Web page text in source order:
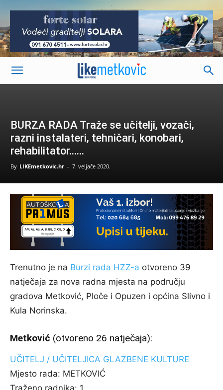
-
BURZA RADA Traže se učitelji, vozači,
razni instalateri, tehničari, konobari,
rehabilitator……
By LIKEmetkovic.hr - 7. veljače 2020.
Trenutno je na Burzi rada HZZ-a otvoreno 39
natječaja za nova radna mjesta na području
gradova Metković, Ploče i Opuzen i općina Slivno i
Kula Norinska.
Metković (otvoreno 26 natječaja):
UČITELJ / UČITELJICA GLAZBENE KULTURE
Mjesto rada: METKOVIĆ
Traženo radnika: 1